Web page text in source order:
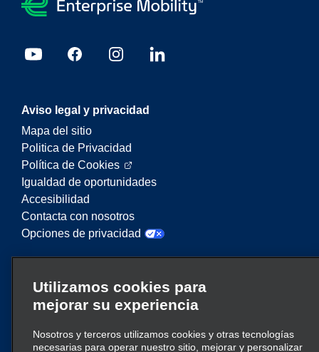
Aviso legal y privacidad
Mapa del sitio
Politica de Privacidad
Política de Cookies
Igualdad de oportunidades
Accesibilidad
Contacta con nosotros
Opciones de privacidad
servicios de movilidad. En este sitio web,
“Enterprise Mobility” se utiliza para hacer
a la marca Enterprise Mobility, y se transmite
información relativa a muchas entidades. Estas
Utilizamos cookies para
mejorar su experiencia
Nosotros y terceros utilizamos cookies y otras tecnologías
necesarias para operar nuestro sitio, mejorar y personalizar